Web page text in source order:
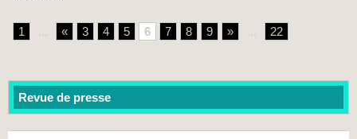
1 « 3 4 5 6 7 8 9 » 22
Revue de presse